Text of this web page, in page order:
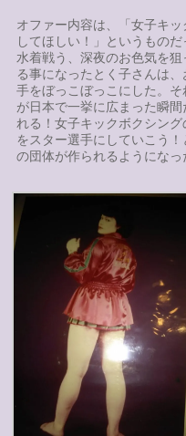
オファー内容は、「女子キ
してほしい！」というもの
水着戦う、深夜のお色気を
る事になったとく子さんは
手をぼっこぼっこにした。
が日本で一挙に広まった瞬
れる！女子キックボクシン
をスター選手にしていこう
の団体が作られるようになっ